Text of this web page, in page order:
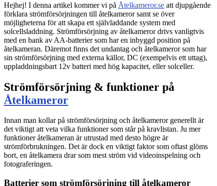
Hejhej! I denna artikel kommer vi på Åtelkameror.se att djupgående
förklara strömförsörjningen till åtelkameror samt se över
möjligheterna för att skapa ett självladdande system med
solcellsladdning. Strömförsörjning av åtelkameror drivs vanligtvis
med en bank av AA-batterier som har en inbyggd position på
åtelkameran. Däremot finns det undantag och åtelkameror som har
sin strömförsörjning med externa källor, DC (exempelvis ett uttag),
uppladdningsbart 12v batteri med hög kapacitet, eller solceller.
Strömförsörjning & funktioner på
Åtelkameror
Innan man kollar på strömförsörjning och åtelkameror generellt är
det viktigt att veta vilka funktioner som står på kravlistan. Ju mer
funktioner åtelkameran är utrustad med desto högre är
strömförbrukningen. Det är dock en viktigt faktor som oftast glöms
bort, en åtelkamera drar som mest ström vid videoinspelning och
fotograferingen.
Batterier som strömförsörjning till åtelkameror